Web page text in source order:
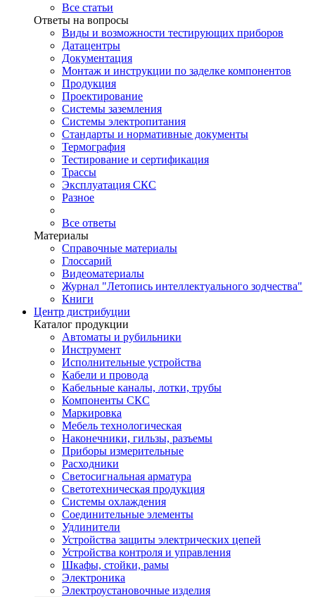
Все статьи
Ответы на вопросы
Виды и возможности тестирующих приборов
Датацентры
Документация
Монтаж и инструкции по заделке компонентов
Продукция
Проектирование
Системы заземления
Системы электропитания
Стандарты и нормативные документы
Термография
Тестирование и сертификация
Трассы
Эксплуатация СКС
Разное
Все ответы
Материалы
Справочные материалы
Глоссарий
Видеоматериалы
Журнал "Летопись интеллектуального зодчества"
Книги
Центр дистрибуции
Каталог продукции
Автоматы и рубильники
Инструмент
Исполнительные устройства
Кабели и провода
Кабельные каналы, лотки, трубы
Компоненты СКС
Маркировка
Мебель технологическая
Наконечники, гильзы, разъемы
Приборы измерительные
Расходники
Светосигнальная арматура
Светотехническая продукция
Системы охлаждения
Соединительные элементы
Удлинители
Устройства защиты электрических цепей
Устройства контроля и управления
Шкафы, стойки, рамы
Электроника
Электроустановочные изделия